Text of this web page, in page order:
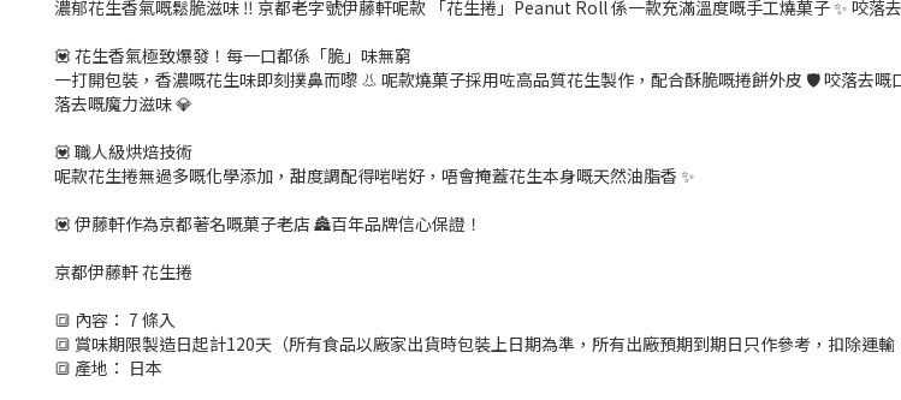
濃郁花生香氣嘅鬆脆滋味 ‼️ 京都老字號伊藤軒呢款 「花生捲」Peanut Roll 係一款充滿溫度嘅手工燒菓子 ✨ 咬落
💟 花生香氣極致爆發！每一口都係「脆」味無窮
一打開包裝，香濃嘅花生味即刻撲鼻而嚟 👃 呢款燒菓子採用咗高品質花生製作，配合酥脆嘅捲餅外皮 🛡️ 咬落去
落去嘅魔力滋味 💎
💟 職人級烘焙技術
呢款花生捲無過多嘅化學添加，甜度調配得啱啱好，唔會掩蓋花生本身嘅天然油脂香 ✨
💟 伊藤軒作為京都著名嘅菓子老店 🏯百年品牌信心保證！
京都伊藤軒 花生捲
🔳 內容： 7 條入
🔳 賞味期限製造日起計120天（所有食品以廠家出貨時包裝上日期為準，所有出廠預期到期日只作參考，扣除運
🔳 產地： 日本